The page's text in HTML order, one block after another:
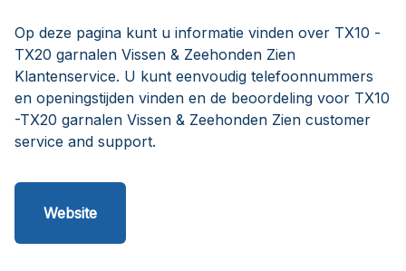
Op deze pagina kunt u informatie vinden over TX10 -
TX20 garnalen Vissen & Zeehonden Zien
Klantenservice. U kunt eenvoudig telefoonnummers
en openingstijden vinden en de beoordeling voor TX10
-TX20 garnalen Vissen & Zeehonden Zien customer
service and support.
Website